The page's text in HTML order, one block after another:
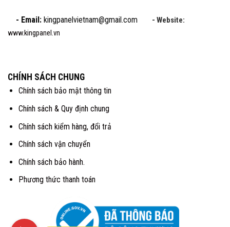
- Email: kingpanelvietnam@gmail.com - Website:
www.kingpanel.vn
CHÍNH SÁCH CHUNG
Chính sách bảo mật thông tin
Chính sách & Quy định chung
Chính sách kiểm hàng, đổi trả
Chính sách vận chuyển
Chính sách bảo hành.
Phương thức thanh toán